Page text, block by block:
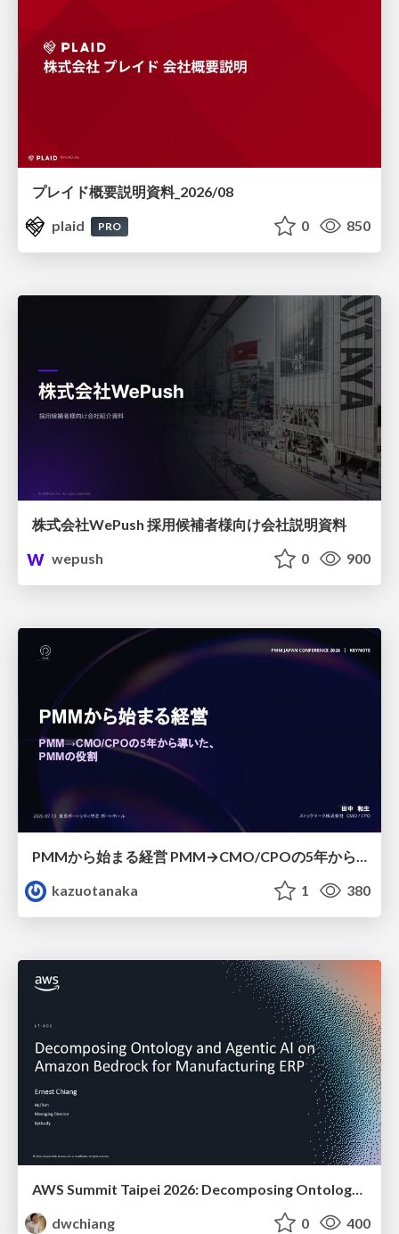
プレイド概要説明資料_2026/08
plaid
PRO 0 850
株式会社WePush 採用候補者様向け会社説明資料
wepush
0 900
PMMから始まる経営 PMM→CMO/CPOの5年から導いた、 PMMの役割
kazuotanaka
1 380
dwchiang
0 400